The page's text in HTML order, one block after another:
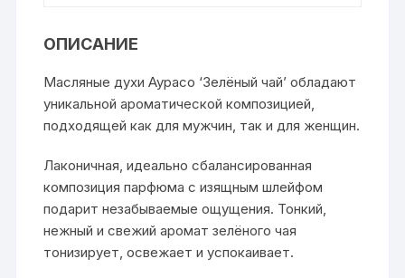
ОПИСАНИЕ
Масляные духи Аурасо ‘Зелёный чай’ обладают
уникальной ароматической композицией,
подходящей как для мужчин, так и для женщин.
Лаконичная, идеально сбалансированная
композиция парфюма с изящным шлейфом
подарит незабываемые ощущения. Тонкий,
нежный и свежий аромат зелёного чая
тонизирует, освежает и успокаивает.